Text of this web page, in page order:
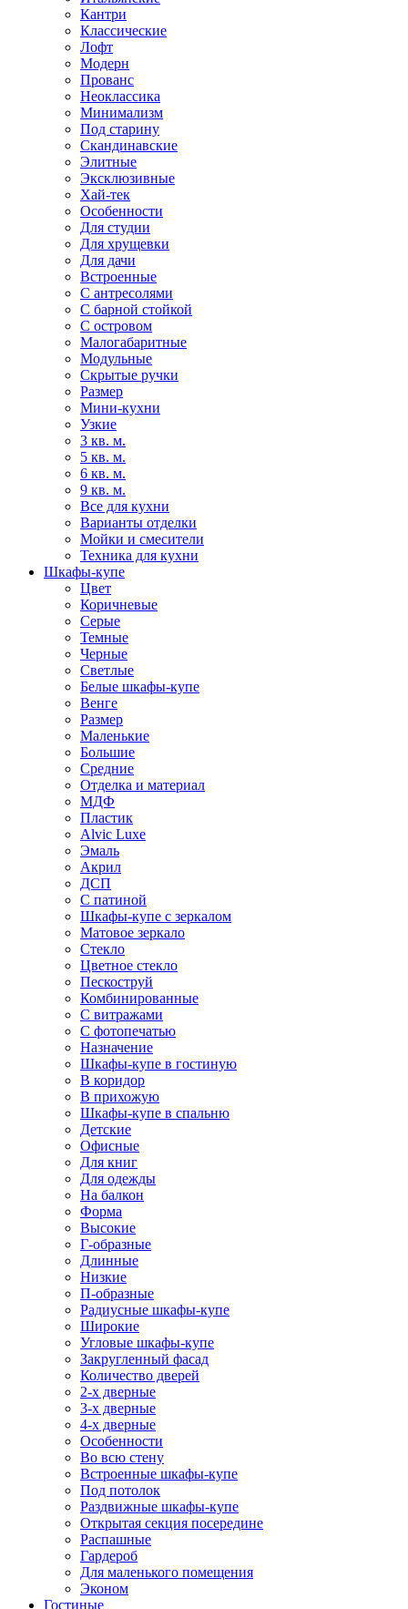
Кантри
Классические
Лофт
Модерн
Прованс
Неоклассика
Минимализм
Под старину
Скандинавские
Элитные
Эксклюзивные
Хай-тек
Особенности
Для студии
Для хрущевки
Для дачи
Встроенные
С антресолями
С барной стойкой
С островом
Малогабаритные
Модульные
Скрытые ручки
Размер
Мини-кухни
Узкие
3 кв. м.
5 кв. м.
6 кв. м.
9 кв. м.
Все для кухни
Варианты отделки
Мойки и смесители
Техника для кухни
Шкафы-купе
Цвет
Коричневые
Серые
Темные
Черные
Светлые
Белые шкафы-купе
Венге
Размер
Маленькие
Большие
Средние
Отделка и материал
МДФ
Пластик
Alvic Luxe
Эмаль
Акрил
ДСП
С патиной
Шкафы-купе с зеркалом
Матовое зеркало
Стекло
Цветное стекло
Пескоструй
Комбинированные
С витражами
С фотопечатью
Назначение
Шкафы-купе в гостиную
В коридор
В прихожую
Шкафы-купе в спальню
Детские
Офисные
Для книг
Для одежды
На балкон
Форма
Высокие
Г-образные
Длинные
Низкие
П-образные
Радиусные шкафы-купе
Широкие
Угловые шкафы-купе
Закругленный фасад
Количество дверей
2-х дверные
3-х дверные
4-х дверные
Особенности
Во всю стену
Встроенные шкафы-купе
Под потолок
Раздвижные шкафы-купе
Открытая секция посередине
Распашные
Гардероб
Для маленького помещения
Эконом
Гостиные